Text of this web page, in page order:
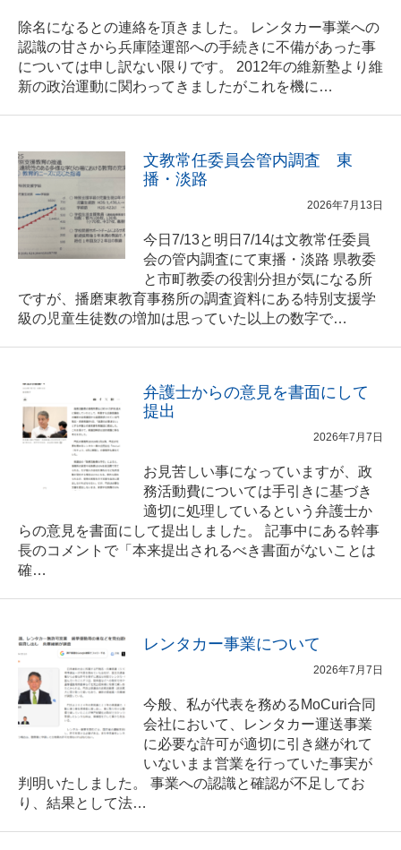
除名になるとの連絡を頂きました。 レンタカー事業への
認識の甘さから兵庫陸運部への手続きに不備があった事
については申し訳ない限りです。 2012年の維新塾より維
新の政治運動に関わってきましたがこれを機に…
文教常任委員会管内調査 東
播・淡路
2026年7月13日
今日7/13と明日7/14は文教常任委員
会の管内調査にて東播・淡路 県教委
と市町教委の役割分担が気になる所
ですが、播磨東教育事務所の調査資料にある特別支援学
級の児童生徒数の増加は思っていた以上の数字で…
弁護士からの意見を書面にして
提出
2026年7月7日
お見苦しい事になっていますが、政
務活動費については手引きに基づき
適切に処理しているという弁護士か
らの意見を書面にして提出しました。 記事中にある幹事
長のコメントで「本来提出されるべき書面がないことは
確…
レンタカー事業について
2026年7月7日
今般、私が代表を務めるMoCuri合同
会社において、レンタカー運送事業
に必要な許可が適切に引き継がれて
いないまま営業を行っていた事実が
判明いたしました。 事業への認識と確認が不足してお
り、結果として法…